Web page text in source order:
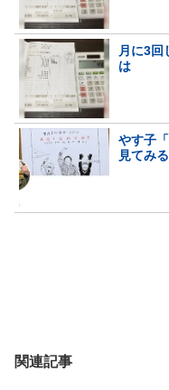
月に3回
は
やす子
見てみ
関連記事